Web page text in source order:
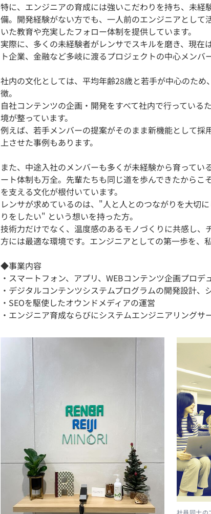
特に、エンジニアの育成には強いこだわりを持ち、未経
備。開発経験がない方でも、一人前のエンジニアとして
いた教育や充実したフォロー体制を提供しています。
実際に、多くの未経験者がレンサでスキルを磨き、現在
ト企業、金融など多岐に渡るプロジェクトの中心メンバ
社内の文化としては、平均年齢28歳と若手が中心のた
徴。
自社コンテンツの企画・開発をすべて社内で行っている
境が整っています。
例えば、若手メンバーの提案がそのまま新機能として採
上させた事例もあります。
また、中途入社のメンバーも多くが未経験から育ってい
ート体制も万全。先輩たちも同じ道を歩んできたからこ
を支える文化が根付いています。
レンサが求めているのは、"人と人とのつながりを大切
りをしたい" という想いを持った方。
技術力だけでなく、温度感のあるモノづくりに共感し、
方には最適な環境です。エンジニアとしての第一歩を、
◆事業内容
・スマートフォン、アプリ、WEBコンテンツ企画プロデ
・デジタルコンテンツシステムプログラムの開発設計、
・SEOを駆使したオウンドメディアの運営
・エンジニア育成ならびにシステムエンジニアリングサ
社員同士の